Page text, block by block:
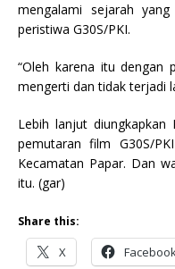
mengalami sejarah
peristiwa G30S/PKI.
“Oleh karena itu dengan
mengerti dan tidak terjadi
Lebih lanjut diungkapkan
pemutaran film G30S/
Kecamatan Papar. Dan
itu. (gar)
Share this:
X